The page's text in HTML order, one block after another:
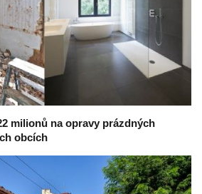
milionů na opravy prázdných
obcích